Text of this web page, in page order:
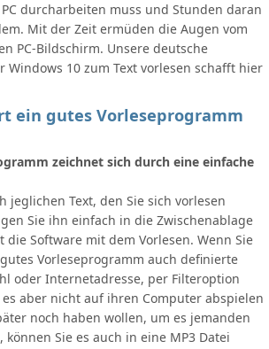
durcharbeiten muss und Stunden daran
Mit der Zeit ermüden die Augen vom
PC-Bildschirm. Unsere deutsche
Windows 10 zum Text vorlesen schafft hier
ein gutes Vorleseprogramm
zeichnet sich durch eine einfache
jeglichen Text, den Sie sich vorlesen
Sie ihn einfach in die Zwischenablage
Software mit dem Vorlesen. Wenn Sie
Vorleseprogramm auch definierte
oder Internetadresse, per Filteroption
es aber nicht auf ihren Computer abspielen
noch haben wollen, um es jemanden
Sie es auch in eine MP3 Datei